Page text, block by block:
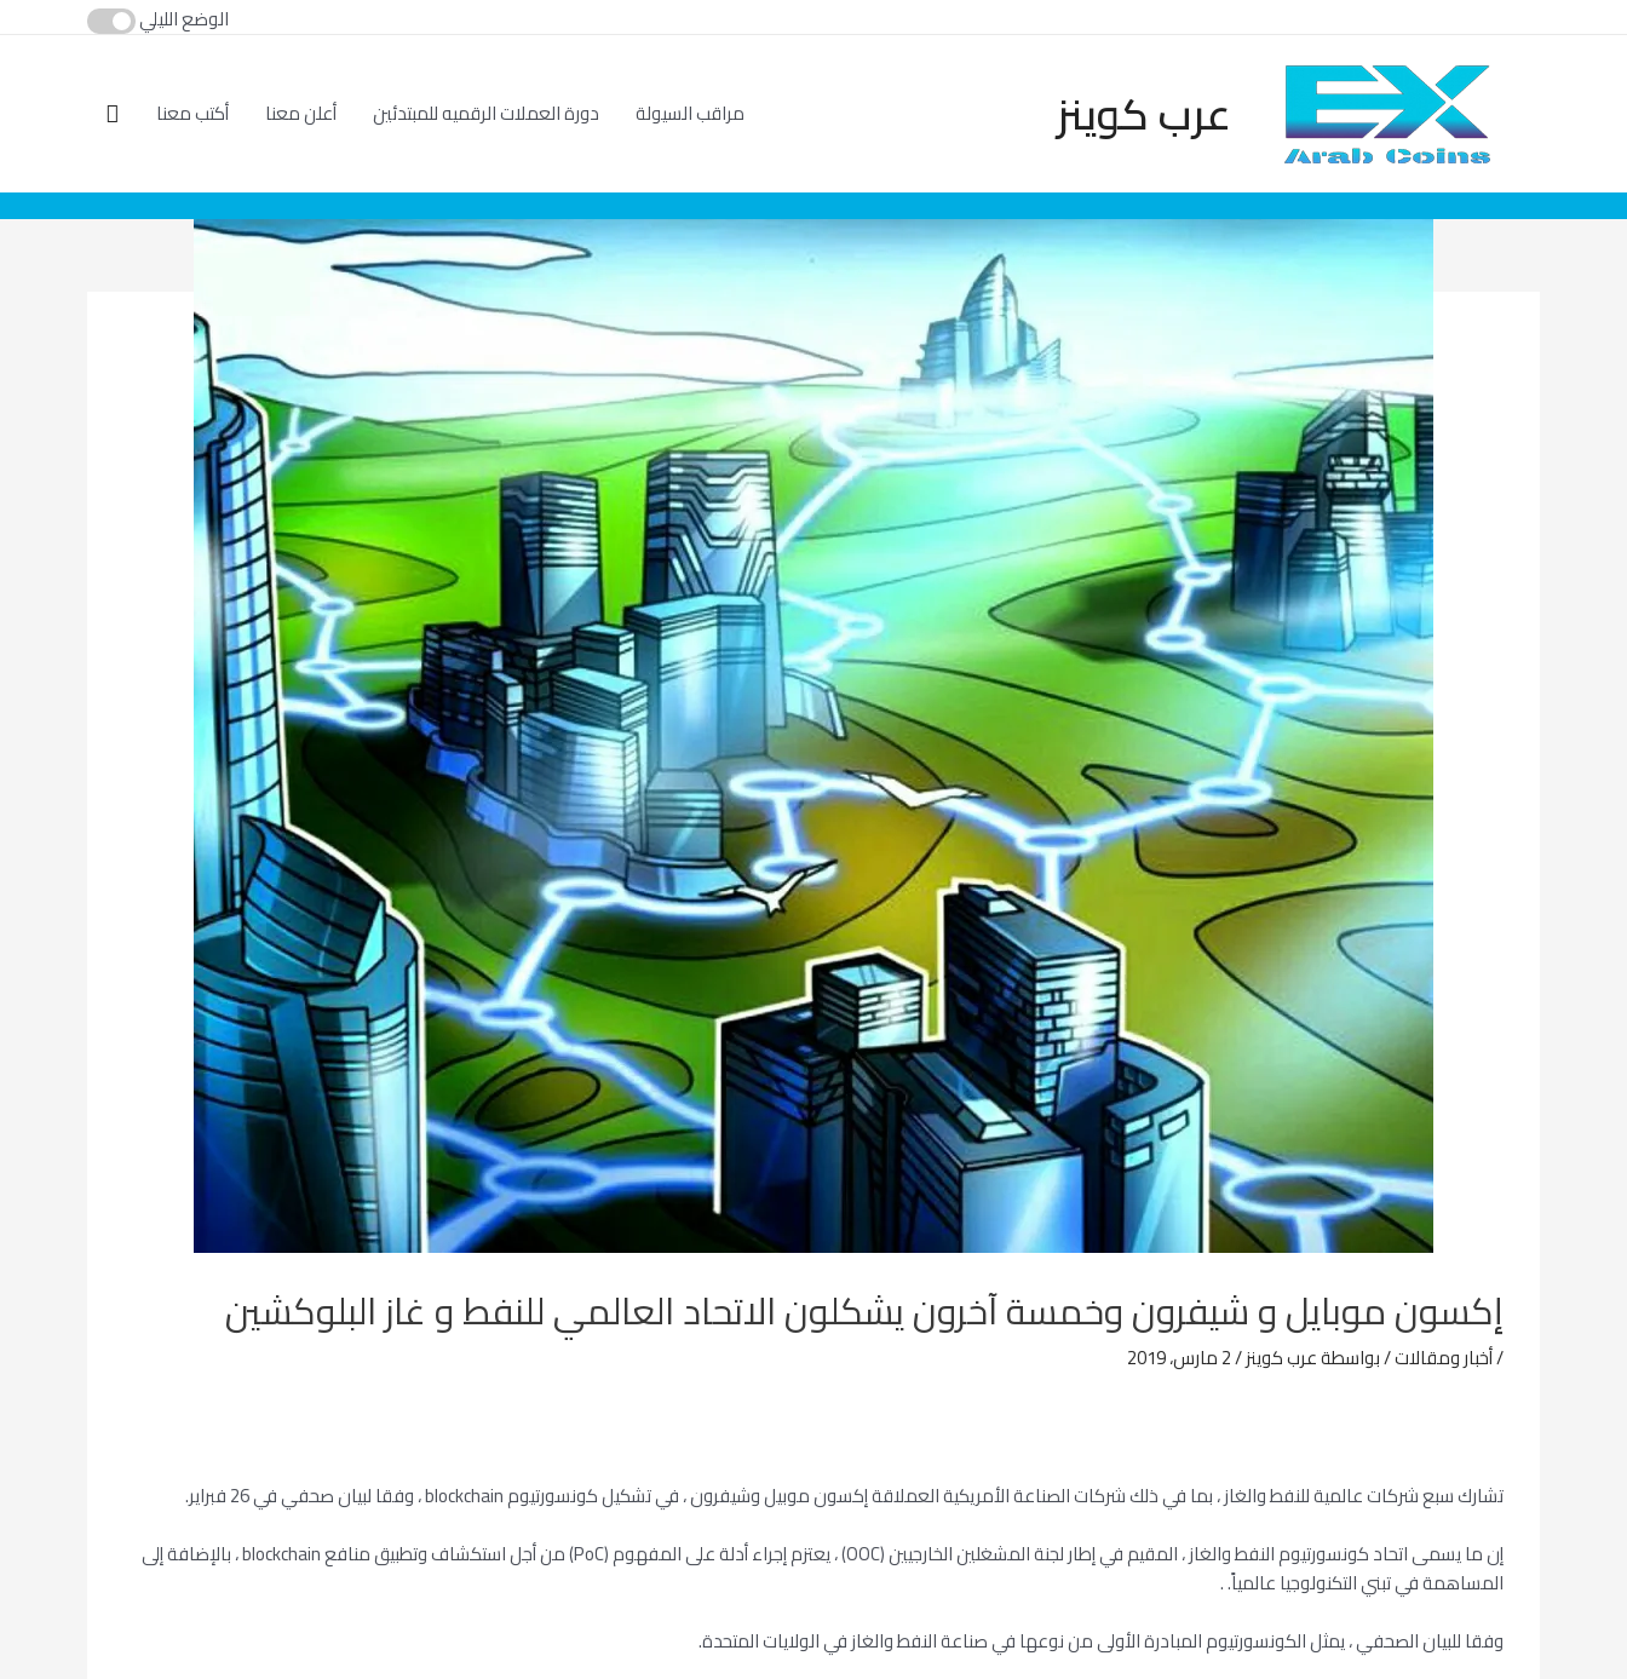
الوضع الليلي
عرب كوينز مراقب السيولة دورة العملات الرقميه للمبتدئين أعلن معنا أكتب معنا
إكسون موبايل و شيفرون وخمسة آخرون يشكلون الاتحاد العالمي للنفط و غاز البلوكشين
/أخبار ومقالات/ بواسطةعرب كوينز/2 مارس، 2019
تشارك سبع شركات عالمية للنفط والغاز ، بما في ذلك شركات الصناعة الأمريكية العملاقة إكسون موبيل وشيفرون ، في تشكيل كونسورتيوم blockchain ، وفقا لبيان صحفي في 26 فبراير.
إن ما يسمى اتحاد كونسورتيوم النفط والغاز ، المقيم في إطار لجنة المشغلين الخارجيين (OOC) ، يعتزم إجراء أدلة على المفهوم (PoC) من أجل استكشاف وتطبيق منافع blockchain ، بالإضافة إلى
المساهمة في تبني التكنولوجيا عالمياً. .
وفقا للبيان الصحفي ، يمثل الكونسورتيوم المبادرة الأولى من نوعها في صناعة النفط والغاز في الولايات المتحدة.